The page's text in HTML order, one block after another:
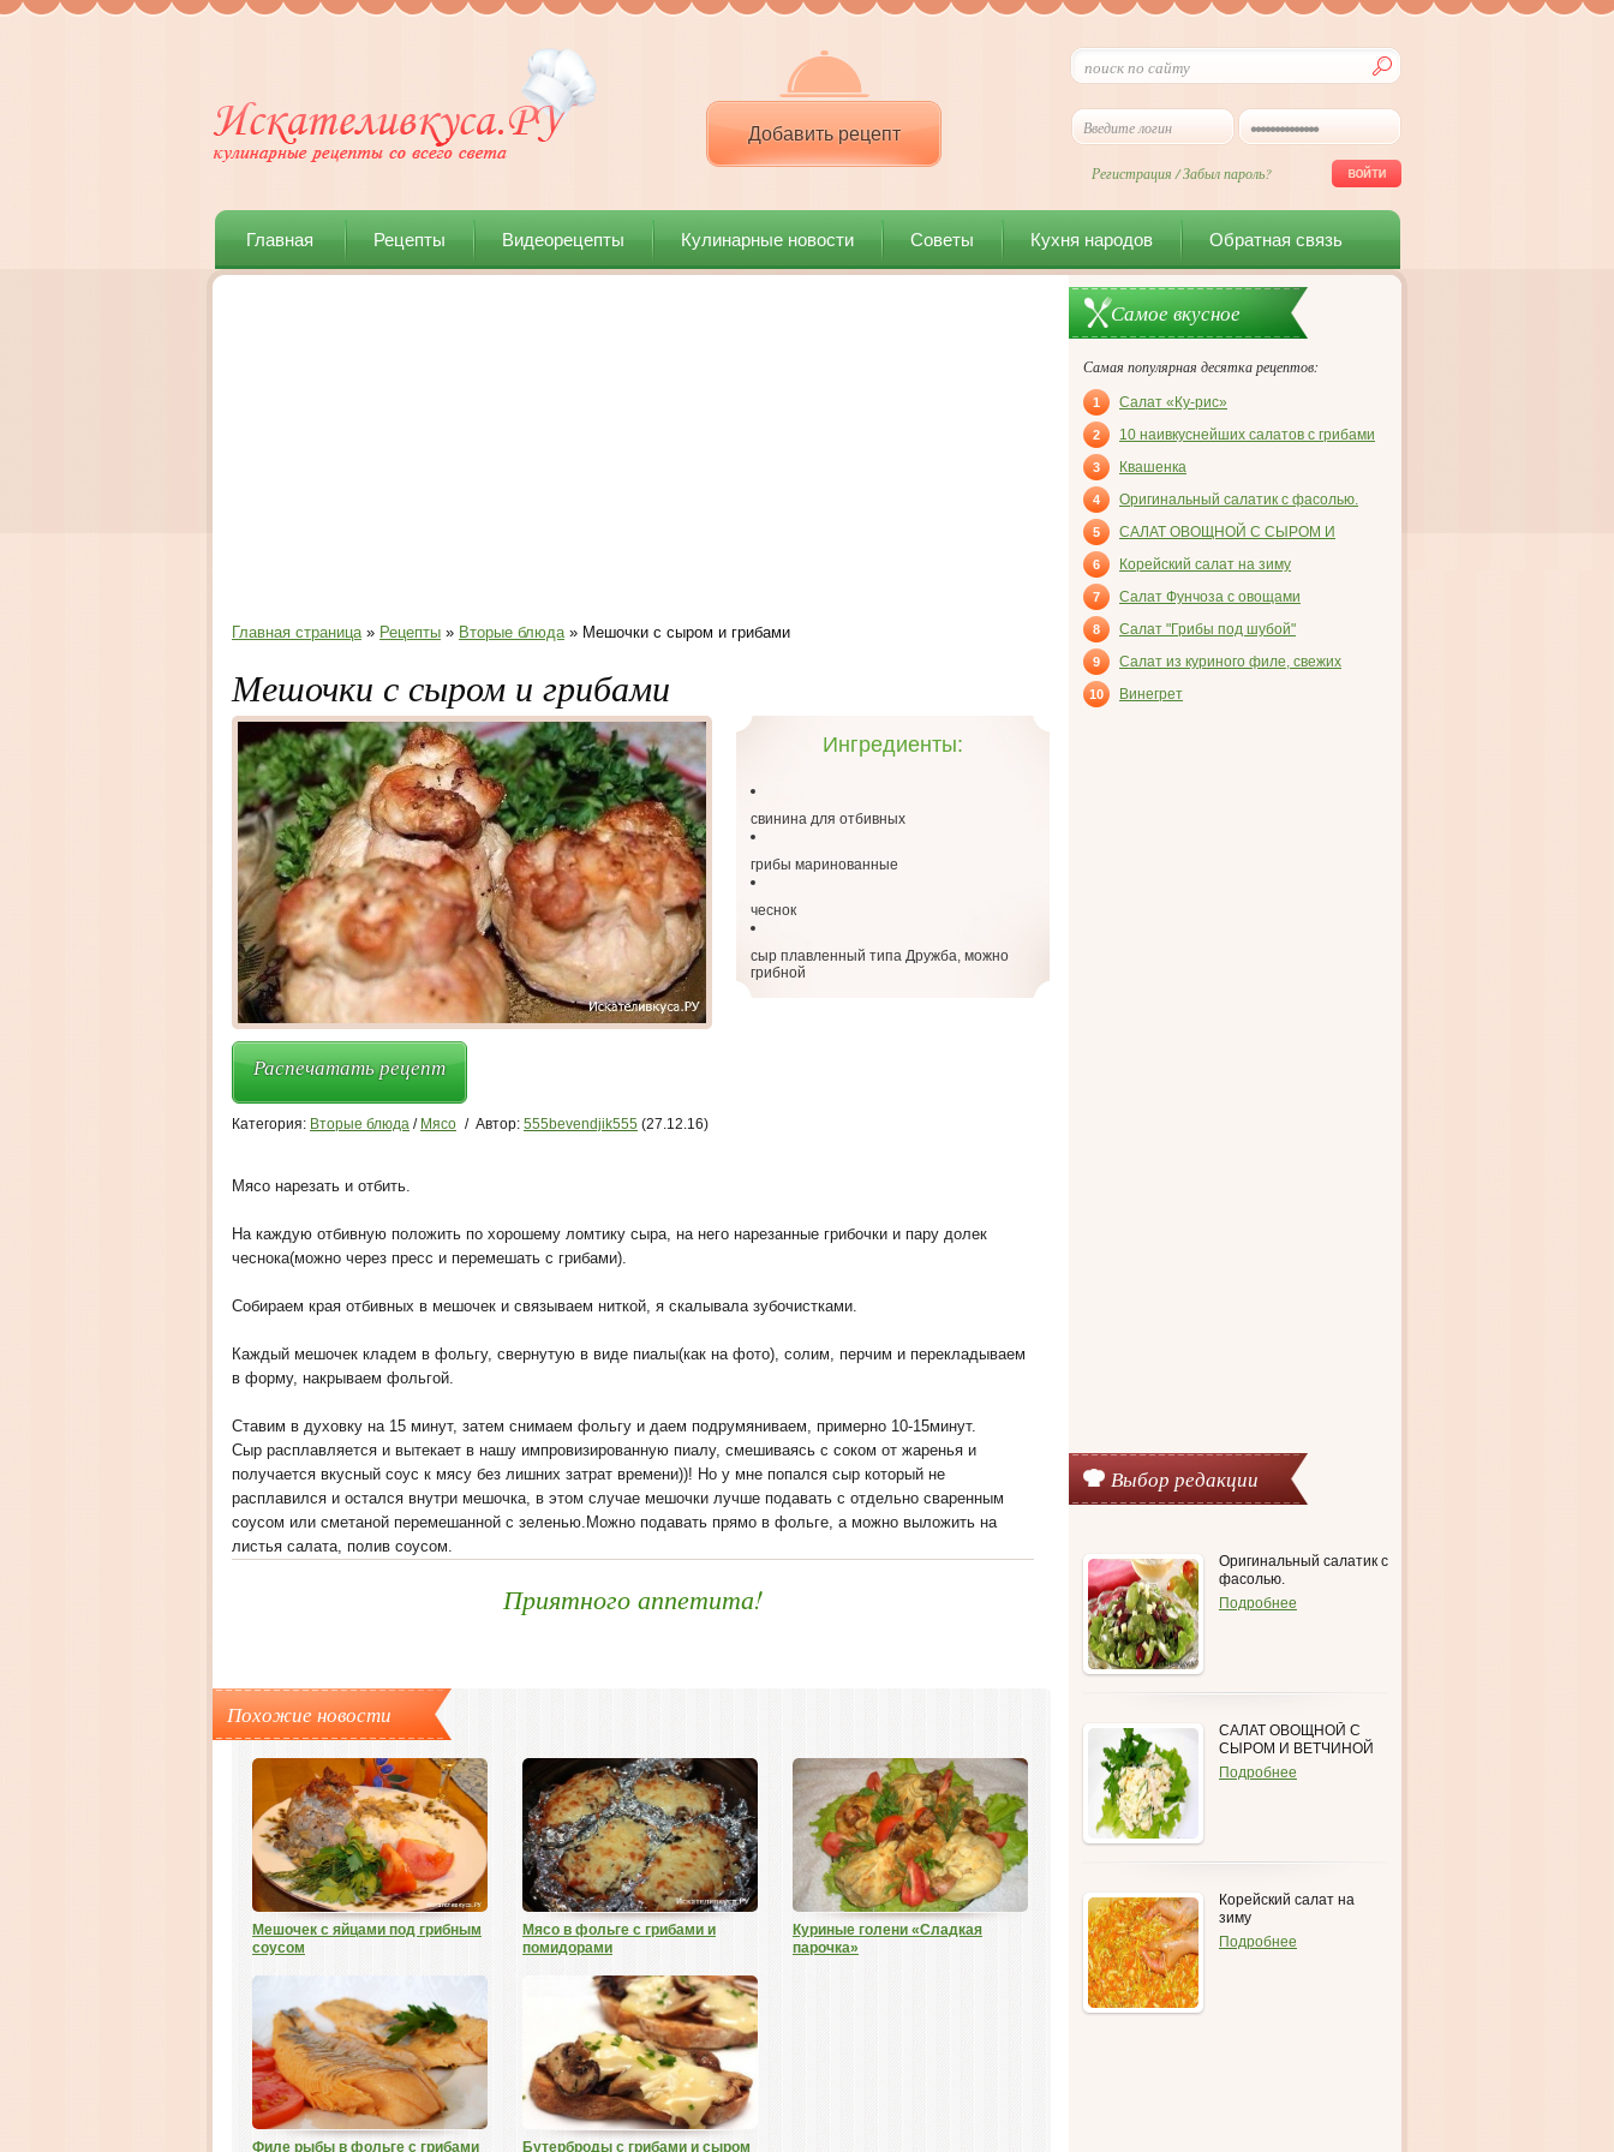
Добавить рецепт
Регистрация /Забыл пароль?
Главная Рецепты Видеорецепты Кулинарные новости Советы Кухня народов Обратная связь
Главная страница» Рецепты » Вторые блюда» Мешочки с сыром и грибами
Мешочки с сыром и грибами
Распечатать рецепт
Категория: Вторые блюда / Мясо / Автор: 555bevendjik555 (27.12.16)
Ингредиенты:
свинина для отбивных
грибы маринованные
чеснок
сыр плавленный типа Дружба, можно
грибной
Мясо нарезать и отбить.
На каждую отбивную положить по хорошему ломтику сыра, на него нарезанные грибочки и пару долек
чеснока(можно через пресс и перемешать с грибами).
Собираем края отбивных в мешочек и связываем ниткой, я скалывала зубочистками.
Каждый мешочек кладем в фольгу, свернутую в виде пиалы(как на фото), солим, перчим и перекладываем
в форму, накрываем фольгой.
Ставим в духовку на 15 минут, затем снимаем фольгу и даем подрумяниваем, примерно 10-15минут.
Сыр расплавляется и вытекает в нашу импровизированную пиалу, смешиваясь с соком от жаренья и
получается вкусный соус к мясу без лишних затрат времени))! Но у мне попался сыр который не
расплавился и остался внутри мешочка, в этом случае мешочки лучше подавать с отдельно сваренным
соусом или сметаной перемешанной с зеленью.Можно подавать прямо в фольге, а можно выложить на
листья салата, полив соусом.
Приятного аппетита!
Похожие новости
Мешочек с яйцами под грибным
соусом
Мясо в фольге с грибами и
помидорами
Куриные голени «Сладкая
парочка»
Филе рыбы в фольге с грибами Бутерброды с грибами и сыром
Самое вкусное
Самая популярная десятка рецептов:
1 Салат «Ку-рис»
2 10 наивкуснейших салатов с грибами
3 Квашенка
4 Оригинальный салатик с фасолью.
5
САЛАТ ОВОЩНОЙ С СЫРОМ И
ВЕТЧИНОЙ
6 Корейский салат на зиму
7 Салат Фунчоза с овощами
8 Салат "Грибы под шубой"
9
Салат из куриного филе, свежих
огурцов и консервированных
10 Винегрет
Выбор редакции
Оригинальный салатик с
фасолью.
Подробнее
САЛАТ ОВОЩНОЙ С
СЫРОМ И ВЕТЧИНОЙ
Подробнее
Корейский салат на
зиму
Подробнее